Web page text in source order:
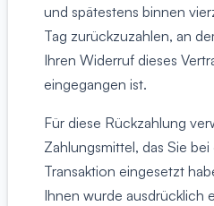
und spätestens binnen
Tag zurückzuzahlen, an
Ihren Widerruf dieses
eingegangen ist.
Für diese Rückzahlung
Zahlungsmittel, das Sie
Transaktion eingesetzt
Ihnen wurde ausdrücklich